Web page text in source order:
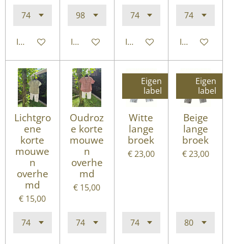
In winkelwagenIn winkelwagenIn winkelwagenIn
Lichtgro
ene
korte
mouwe
n
overhe
md
€ 15,00
Oudroz
e korte
mouwe
n
overhe
md
€ 15,00
Eigen
label
Witte
lange
broek
€ 23,00
Eigen
label
Beige
lange
broek
€ 23,00